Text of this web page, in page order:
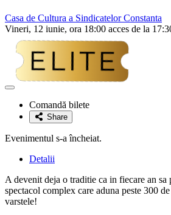
Casa de Cultura a Sindicatelor Constanta
Vineri, 12 iunie, ora 18:00 acces de la
Adaugă
favoriteComandă bilete
Share
Evenimentul s-a încheiat.
Detalii
A devenit deja o traditie ca in fiecare an sa
spectacol complex care aduna peste 300
varstele!